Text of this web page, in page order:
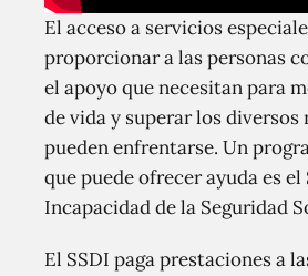
El acceso a servicios
proporcionar a las personas
el apoyo que necesitan para
de vida y superar los diversos
pueden enfrentarse. Un
que puede ofrecer ayuda es el
Incapacidad de la Seguridad
El SSDI paga prestaciones a